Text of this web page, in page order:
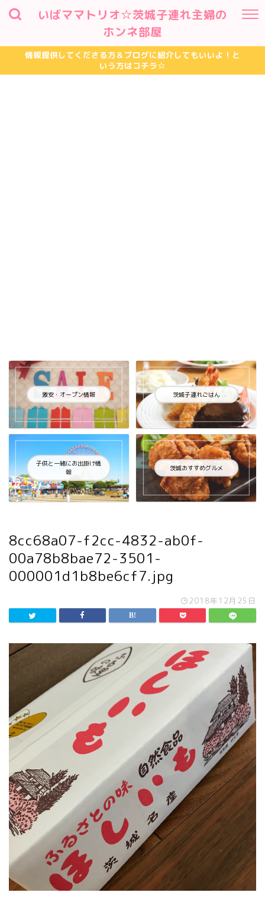
いばママトリオ☆茨城子連れ主婦の
ホンネ部屋
情報提供してくださる方＆ブログに紹介してもいいよ！と
いう方はコチラ☆
激安・オープン情報 茨城子連れごはん
子供と一緒にお出掛け情
報
茨城おすすめグルメ
8cc68a07-f2cc-4832-ab0f-
00a78b8bae72-3501-
000001d1b8be6cf7.jpg
2018年12月25日